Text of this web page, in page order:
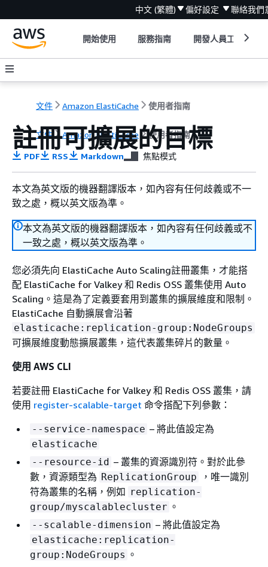
中文 (繁體) 偏好設定 聯絡我們
開始使用 服務指南 開發人員工具
文件 Amazon ElastiCache 使用者指南
文件 Amazon ElastiCache 使用者指南
註冊可擴展的目標
PDF RSS Markdown 焦點模式
本文為英文版的機器翻譯版本，如內容有任何歧義或不一
致之處，概以英文版為準。
本文為英文版的機器翻譯版本，如內容有任何歧義或不
一致之處，概以英文版為準。
您必須先向 ElastiCache Auto Scaling註冊叢集，才能搭
配 ElastiCache for Valkey 和 Redis OSS 叢集使用 Auto
Scaling。這是為了定義要套用到叢集的擴展維度和限制。
ElastiCache 自動擴展會沿著
elasticache:replication-group:NodeGroups
可擴展維度動態擴展叢集，這代表叢集碎片的數量。
使用 AWS CLI
若要註冊 ElastiCache for Valkey 和 Redis OSS 叢集，請
使用 register-scalable-target 命令搭配下列參數：
--service-namespace – 將此值設定為
elasticache
--resource-id – 叢集的資源識別符。對於此參
數，資源類型為 ReplicationGroup
，唯一識別
符為叢集的名稱，例如 replication-
group/myscalablecluster 。
--scalable-dimension – 將此值設定為
elasticache:replication-
group:NodeGroups 。